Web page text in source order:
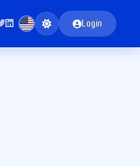
Login